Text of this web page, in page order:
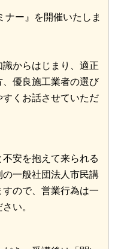
ナー』を開催いたしま
からはじまり、適正
優良施工業者の選び
くお話させていただ
安を抱えて来られる
一般社団法人市民講
ので、営業行為は一
い。